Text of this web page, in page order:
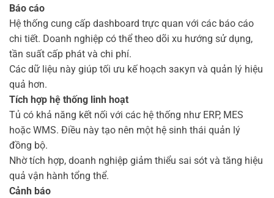
Báo cáo
Hệ thống cung cấp dashboard trực quan với các báo cáo
chi tiết. Doanh nghiệp có thể theo dõi xu hướng sử dụng,
tần suất cấp phát và chi phí.
Các dữ liệu này giúp tối ưu kế hoạch закуп và quản lý hiệu
quả hơn.
Tích hợp hệ thống linh hoạt
Tủ có khả năng kết nối với các hệ thống như ERP, MES
hoặc WMS. Điều này tạo nên một hệ sinh thái quản lý
đồng bộ.
Nhờ tích hợp, doanh nghiệp giảm thiểu sai sót và tăng hiệu
quả vận hành tổng thể.
Cảnh báo